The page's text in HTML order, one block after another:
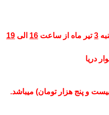
3تیر ماه از ساعت 16 الی 19
دریا